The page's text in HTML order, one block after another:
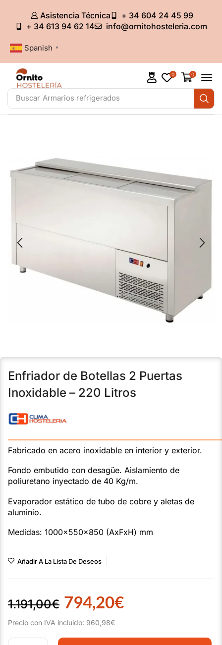
Asistencia Técnica
+ 34 604 24 45 99
+ 34 613 94 62 14
info@ornitohosteleria.com
Spanish ▼
Buscar Armarios refrigerados
0 0
Enfriador de Botellas 2 Puertas
Inoxidable – 220 Litros
Fabricado en acero inoxidable en interior y exterior.
Fondo embutido con desagüe. Aislamiento de
poliuretano inyectado de 40 Kg/m.
Evaporador estático de tubo de cobre y aletas de
aluminio.
Medidas: 1000x550x850 (AxFxH) mm
Añadir A La Lista De Deseos
1.191,00€ 794,20€
Precio con IVA incluido: 960,98€